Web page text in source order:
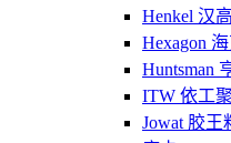
Henkel 汉高
Hexagon
Huntsman
ITW 依工
Jowat 胶王